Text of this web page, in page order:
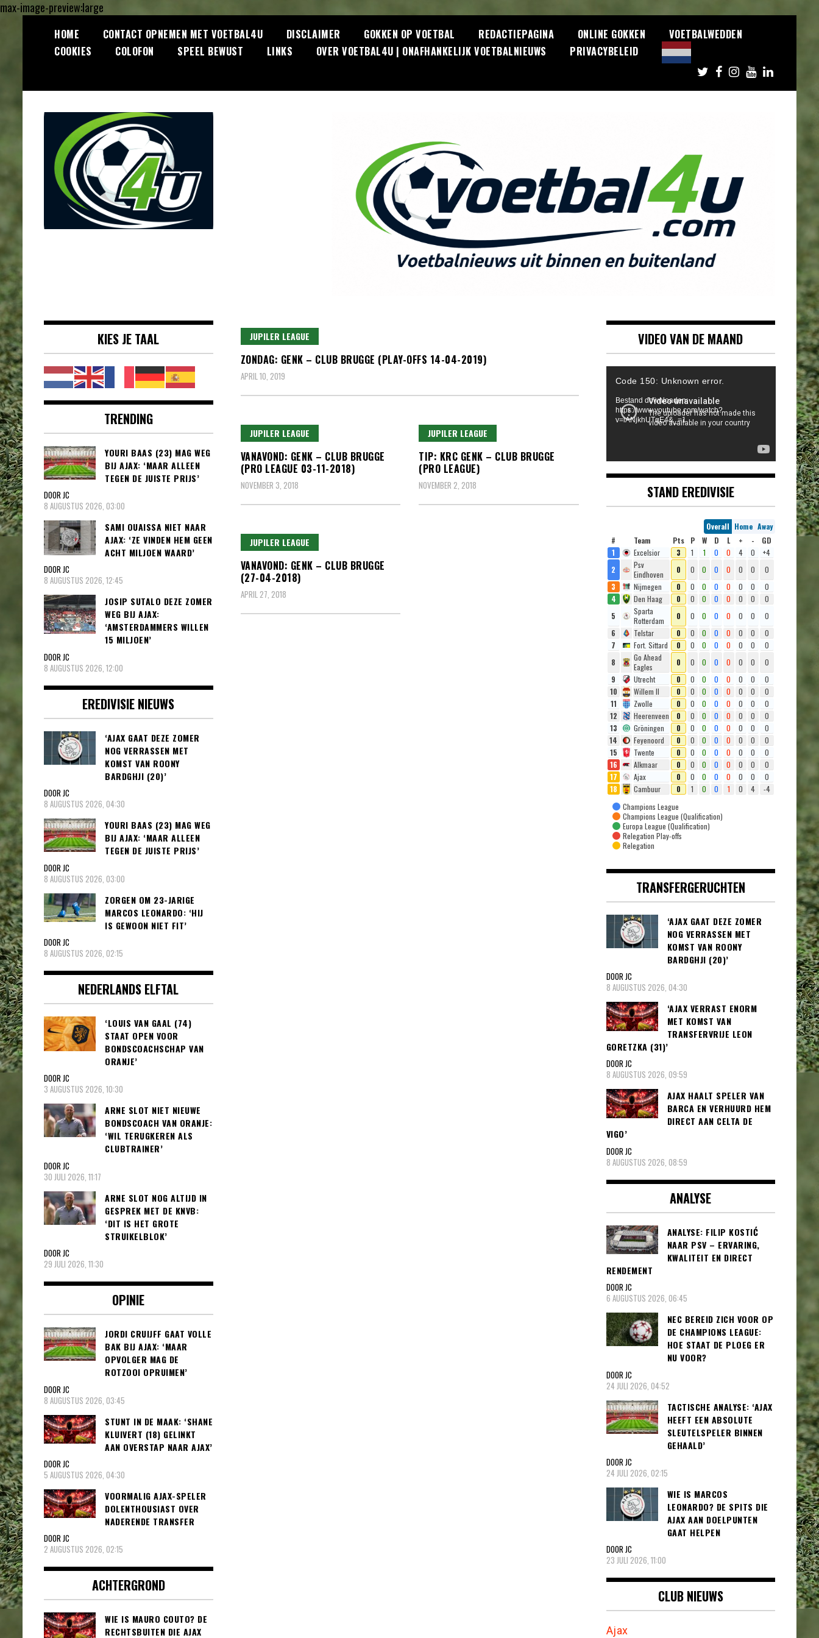
max-image-preview:large
HOME CONTACT OPNEMEN MET VOETBAL4U DISCLAIMER GOKKEN OP VOETBAL REDACTIEPAGINA ONLINE GOKKEN
VOETBALWEDDEN
COOKIES
COLOFON SPEEL BEWUST LINKS OVER VOETBAL4U | ONAFHANKELIJK VOETBALNIEUWS PRIVACYBELEID
Eredivisie &
Internationaal
voetbal |
JUPILER LEAGUE
ZONDAG: GENK – CLUB BRUGGE (PLAY-OFFS 14-04-2019)
APRIL 10, 2019
JUPILER LEAGUE
VANAVOND: GENK – CLUB BRUGGE
(PRO LEAGUE 03-11-2018)
NOVEMBER 3, 2018
JUPILER LEAGUE
TIP: KRC GENK – CLUB BRUGGE
(PRO LEAGUE)
NOVEMBER 2, 2018
JUPILER LEAGUE
VANAVOND: GENK – CLUB BRUGGE
(27-04-2018)
APRIL 27, 2018
KIES JE TAAL
TRENDING
YOURI BAAS (23) MAG WEG
BIJ AJAX: ‘MAAR ALLEEN
TEGEN DE JUISTE PRIJS’
DOOR JC
8 AUGUSTUS 2026, 03:00
SAMI OUAISSA NIET NAAR
AJAX: ‘ZE VINDEN HEM GEEN
ACHT MILJOEN WAARD’
DOOR JC
8 AUGUSTUS 2026, 12:45
JOSIP SUTALO DEZE ZOMER
WEG BIJ AJAX:
‘AMSTERDAMMERS WILLEN
15 MILJOEN’
DOOR JC
8 AUGUSTUS 2026, 12:00
EREDIVISIE NIEUWS
‘AJAX GAAT DEZE ZOMER
NOG VERRASSEN MET
KOMST VAN ROONY
BARDGHJI (20)’
DOOR JC
8 AUGUSTUS 2026, 04:30
YOURI BAAS (23) MAG WEG
BIJ AJAX: ‘MAAR ALLEEN
TEGEN DE JUISTE PRIJS’
DOOR JC
8 AUGUSTUS 2026, 03:00
ZORGEN OM 23-JARIGE
MARCOS LEONARDO: ‘HIJ
IS GEWOON NIET FIT’
DOOR JC
8 AUGUSTUS 2026, 02:15
NEDERLANDS ELFTAL
‘LOUIS VAN GAAL (74)
STAAT OPEN VOOR
BONDSCOACHSCHAP VAN
ORANJE’
DOOR JC
3 AUGUSTUS 2026, 10:30
ARNE SLOT NIET NIEUWE
BONDSCOACH VAN ORANJE:
‘WIL TERUGKEREN ALS
CLUBTRAINER’
DOOR JC
30 JULI 2026, 11:17
ARNE SLOT NOG ALTIJD IN
GESPREK MET DE KNVB:
‘DIT IS HET GROTE
STRUIKELBLOK’
DOOR JC
29 JULI 2026, 11:30
OPINIE
JORDI CRUIJFF GAAT VOLLE
BAK BIJ AJAX: ‘MAAR
OPVOLGER MAG DE
ROTZOOI OPRUIMEN’
DOOR JC
8 AUGUSTUS 2026, 03:45
STUNT IN DE MAAK: ‘SHANE
KLUIVERT (18) GELINKT
AAN OVERSTAP NAAR AJAX’
DOOR JC
5 AUGUSTUS 2026, 04:30
VOORMALIG AJAX-SPELER
DOLENTHOUSIAST OVER
NADERENDE TRANSFER
DOOR JC
2 AUGUSTUS 2026, 02:15
ACHTERGROND
WIE IS MAURO COUTO? DE
RECHTSBUITEN DIE AJAX
VIDEO VAN DE MAAND
Code 150: Unknown error.
Bestand downloaden:
https://www.youtube.com/watch?
v=iANjkhUTqE4&_=1
STAND EREDIVISIE
Overall Home Away
#
Team Pts P W D L + -
GD
1
Excelsior 3 1 1 0 0 4 0
+4
2
Psv
Eindhoven
0 0 0 0 0 0 0
0
3
Nijmegen 0 0 0 0 0 0 0
0
4
Den Haag 0 0 0 0 0 0 0
0
5
Sparta
Rotterdam
0 0 0 0 0 0 0
0
6
Telstar 0 0 0 0 0 0 0
0
7
Fort. Sittard 0 0 0 0 0 0 0
0
8
Go Ahead
Eagles
0 0 0 0 0 0 0
0
9
Utrecht 0 0 0 0 0 0 0
0
10
Willem II 0 0 0 0 0 0 0
0
11
Zwolle 0 0 0 0 0 0 0
0
12
Heerenveen 0 0 0 0 0 0 0
0
13
Gröningen 0 0 0 0 0 0 0
0
14
Feyenoord 0 0 0 0 0 0 0
0
15
Twente 0 0 0 0 0 0 0
0
16
Alkmaar 0 0 0 0 0 0 0
0
17
Ajax 0 0 0 0 0 0 0
0
18
Cambuur 0 1 0 0 1 0 4
-4
Champions League
Champions League (Qualification)
Europa League (Qualification)
Relegation Play-offs
Relegation
TRANSFERGERUCHTEN
‘AJAX GAAT DEZE ZOMER
NOG VERRASSEN MET
KOMST VAN ROONY
BARDGHJI (20)’
DOOR JC
8 AUGUSTUS 2026, 04:30
‘AJAX VERRAST ENORM
MET KOMST VAN
TRANSFERVRIJE LEON
GORETZKA (31)’
DOOR JC
8 AUGUSTUS 2026, 09:59
AJAX HAALT SPELER VAN
BARCA EN VERHUURD HEM
DIRECT AAN CELTA DE
VIGO’
DOOR JC
8 AUGUSTUS 2026, 08:59
ANALYSE
ANALYSE: FILIP KOSTIĆ
NAAR PSV – ERVARING,
KWALITEIT EN DIRECT
RENDEMENT
DOOR JC
6 AUGUSTUS 2026, 06:45
NEC BEREID ZICH VOOR OP
DE CHAMPIONS LEAGUE:
HOE STAAT DE PLOEG ER
NU VOOR?
DOOR JC
24 JULI 2026, 04:52
TACTISCHE ANALYSE: ‘AJAX
HEEFT EEN ABSOLUTE
SLEUTELSPELER BINNEN
GEHAALD’
DOOR JC
24 JULI 2026, 02:15
WIE IS MARCOS
LEONARDO? DE SPITS DIE
AJAX AAN DOELPUNTEN
GAAT HELPEN
DOOR JC
23 JULI 2026, 11:00
CLUB NIEUWS
Ajax